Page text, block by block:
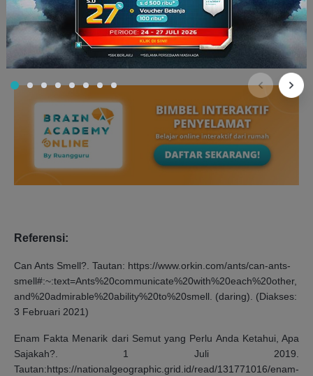
kamu yang ingin konsultasi seputar pelajaran akademis
bersama master teacher unggulan.
gabung, banyak diskon
menanti kamu,lho!
Referensi:
Can Ants Smell?. Tautan: https://www.orkin.com/ants/can-ants-
smell#:~:text=Ants%20communicate%20with%20each%20other,
and%20admirable%20ability%20to%20smell. (daring). (Diakses:
3 Februari 2021)
Enam Fakta Menarik dari Semut yang Perlu Anda Ketahui, Apa
Sajakah?. 1 Juli 2019.
Tautan:https://nationalgeographic.grid.id/read/131771016/enam-